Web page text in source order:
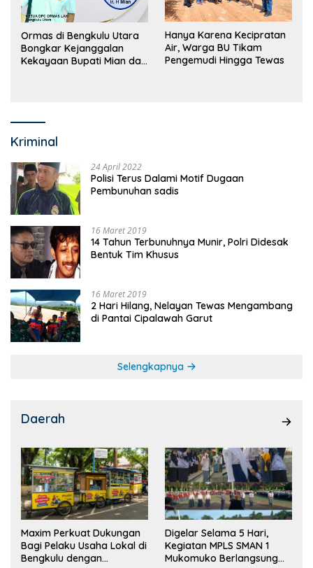
Ormas di Bengkulu Utara
Bongkar Kejanggalan
Kekayaan Bupati Mian dan
Hanya Karena Kecipratan
Air, Warga BU Tikam
Pengemudi Hingga Tewas
Kriminal
24 April 2022
Polisi Terus Dalami Motif Dugaan
Pembunuhan sadis
16 Maret 2019
14 Tahun Terbunuhnya Munir, Polri Didesak
Bentuk Tim Khusus
16 Maret 2019
2 Hari Hilang, Nelayan Tewas Mengambang
di Pantai Cipalawah Garut
Selengkapnya
Daerah
Maxim Perkuat Dukungan
Bagi Pelaku Usaha Lokal di
Bengkulu dengan
Digelar Selama 5 Hari,
Kegiatan MPLS SMAN 1
Mukomuko Berlangsung